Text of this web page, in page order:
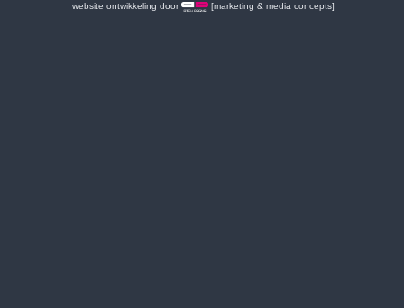
website ontwikkeling door
[marketing & media concepts]